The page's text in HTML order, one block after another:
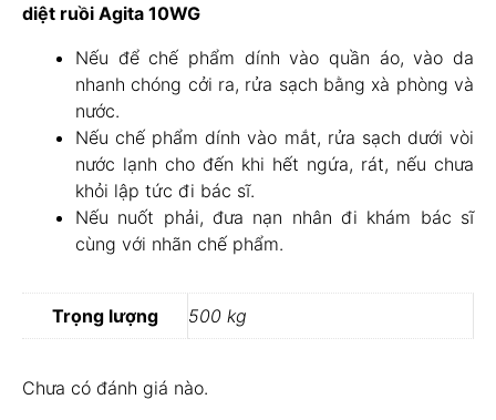
diệt ruồi Agita 10WG
Nếu để chế phẩm dính vào quần áo, vào da
nhanh chóng cởi ra, rửa sạch bằng xà phòng và
nước.
Nếu chế phẩm dính vào mắt, rửa sạch dưới vòi
nước lạnh cho đến khi hết ngứa, rát, nếu chưa
khỏi lập tức đi bác sĩ.
Nếu nuốt phải, đưa nạn nhân đi khám bác sĩ
cùng với nhãn chế phẩm.
Trọng lượng 500 kg
Chưa có đánh giá nào.